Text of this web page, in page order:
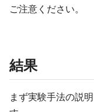
ご注意ください。
結果
まず実験手法の説